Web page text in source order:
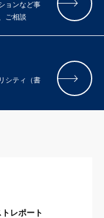
ョンなど事
ご相談
シティ（書
レポート